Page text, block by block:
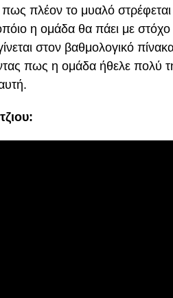
πλέον το μυαλό στρέφεται
η ομάδα θα πάει με
στον βαθμολογικό
πως η ομάδα ήθελε πολύ